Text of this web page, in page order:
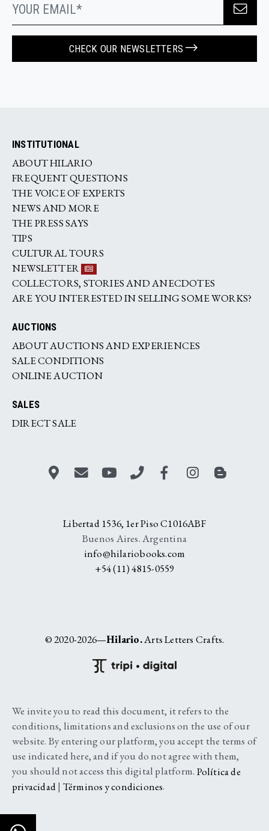
CHECK OUR NEWSLETTERS
INSTITUTIONAL
ABOUT HILARIO
FREQUENT QUESTIONS
THE VOICE OF EXPERTS
NEWS AND MORE
THE PRESS SAYS
TIPS
CULTURAL TOURS
NEWSLETTER
COLLECTORS, STORIES AND ANECDOTES
ARE YOU INTERESTED IN SELLING SOME WORKS?
AUCTIONS
ABOUT AUCTIONS AND EXPERIENCES
SALE CONDITIONS
ONLINE AUCTION
SALES
DIRECT SALE
Libertad 1536, 1er Piso C1016ABF
Buenos Aires. Argentina
info@hilariobooks.com
+54 (11) 4815-0559
© 2020-2026—Hilario.Arts Letters Crafts.
We invite you to read this document, it refers to the
conditions, limitations and exclusions on the use of our
website. By entering our platform, you accept the terms of
use indicated here, and if you do not agree with them,
you should not access this digital platform. Política de
privacidad | Términos y condiciones.